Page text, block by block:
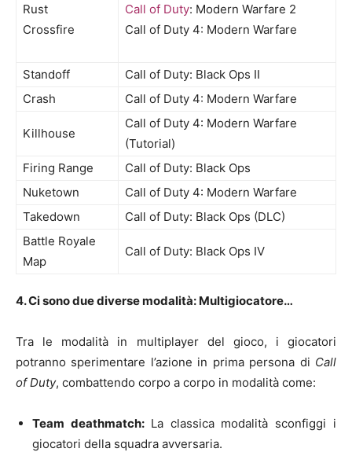
Rust
Crossfire
Call of Duty: Modern Warfare 2
Call of Duty 4: Modern Warfare
Standoff
Call of Duty: Black Ops II
Crash
Call of Duty 4: Modern Warfare
Killhouse
Call of Duty 4: Modern Warfare
(Tutorial)
Firing Range
Call of Duty: Black Ops
Nuketown
Call of Duty 4: Modern Warfare
Takedown
Call of Duty: Black Ops (DLC)
Battle Royale
Map
Call of Duty: Black Ops IV
4. Ci sono due diverse modalità: Multigiocatore…
Tra le modalità in multiplayer del gioco, i giocatori
potranno sperimentare l’azione in prima persona di Call
of Duty, combattendo corpo a corpo in modalità come:
Team deathmatch: La classica modalità sconfiggi i
giocatori della squadra avversaria.